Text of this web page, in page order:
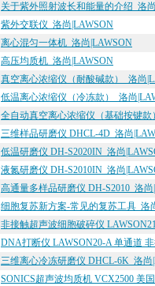
关于紫外照射波长和能量的介绍_洛
紫外交联仪_洛尚|LAWSON
离心混匀一体机_洛尚|LAWSON
高压均质机_洛尚|LAWSON
真空离心浓缩仪（耐酸碱款）_洛尚
低温离心浓缩仪（冷冻款）_洛尚
全自动真空离心浓缩仪（基础按键款
三维样品研磨仪 DHCL-4D_洛尚
低温研磨仪 DH-S2020IN_洛尚
液氮研磨仪 DH-S2010IN_洛尚
高通量多样品研磨仪 DH-S2010_洛
细胞复苏新方案-常见的复苏工具_洛
非接触超声波细胞破碎仪
DNA打断仪 LAWSON20-A 单通道
三维离心冷冻研磨仪 DHCL-6K_洛尚
SONICS超声波均质机 VCX2500 美